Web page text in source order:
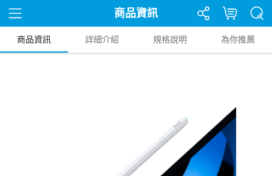
商品資訊
商品資訊 詳細介紹 規格說明 為你推薦